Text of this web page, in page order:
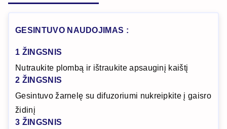
GESINTUVO NAUDOJIMAS :
1 ŽINGSNIS
Nutraukite plombą ir ištraukite apsauginį kaištį
2 ŽINGSNIS
Gesintuvo žarnelę su difuzoriumi nukreipkite į gaisro
židinį
3 ŽINGSNIS